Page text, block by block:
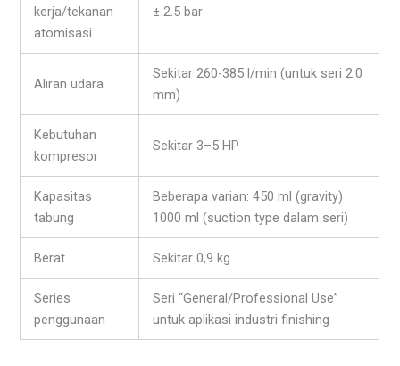
kerja/tekanan
atomisasi
± 2.5 bar
Aliran udara
Sekitar 260-385 l/min (untuk seri 2.0
mm)
Kebutuhan
kompresor
Sekitar 3–5 HP
Kapasitas
tabung
Beberapa varian: 450 ml (gravity)
1000 ml (suction type dalam seri)
Berat Sekitar 0,9 kg
Series
penggunaan
Seri “General/Professional Use”
untuk aplikasi industri finishing